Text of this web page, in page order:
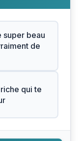
super beau
de
qui te